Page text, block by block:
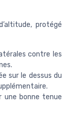
protégé
contre les
sur le dessus du
une bonne tenue